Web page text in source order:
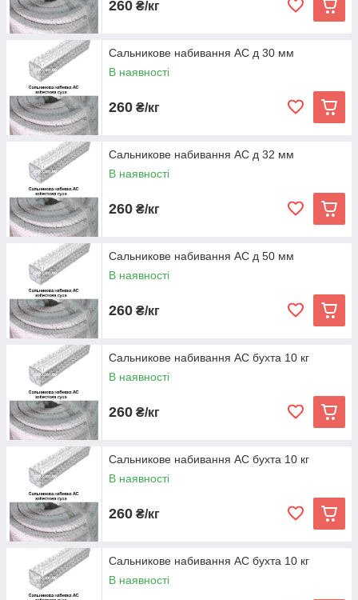
260 ₴/кг
Сальникове набивання АС д 30 мм
В наявності
260 ₴/кг
Сальникове набивання АС д 32 мм
В наявності
260 ₴/кг
Сальникове набивання АС д 50 мм
В наявності
260 ₴/кг
Сальникове набивання АС бухта 10 кг
В наявності
260 ₴/кг
Сальникове набивання АС бухта 10 кг
В наявності
260 ₴/кг
Сальникове набивання АС бухта 10 кг
В наявності